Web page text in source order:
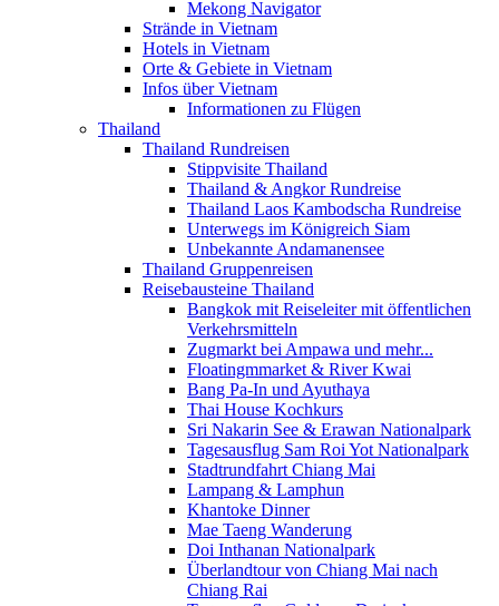
Mekong Navigator
Strände in Vietnam
Hotels in Vietnam
Orte & Gebiete in Vietnam
Infos über Vietnam
Informationen zu Flügen
Thailand
Thailand Rundreisen
Stippvisite Thailand
Thailand & Angkor Rundreise
Thailand Laos Kambodscha Rundreise
Unterwegs im Königreich Siam
Unbekannte Andamanensee
Thailand Gruppenreisen
Reisebausteine Thailand
Bangkok mit Reiseleiter mit öffentlichen
Verkehrsmitteln
Zugmarkt bei Ampawa und mehr...
Floatingmmarket & River Kwai
Bang Pa-In und Ayuthaya
Thai House Kochkurs
Sri Nakarin See & Erawan Nationalpark
Tagesausflug Sam Roi Yot Nationalpark
Stadtrundfahrt Chiang Mai
Lampang & Lamphun
Khantoke Dinner
Mae Taeng Wanderung
Doi Inthanan Nationalpark
Überlandtour von Chiang Mai nach
Chiang Rai